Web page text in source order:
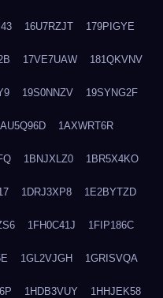
16U7RZJT 179PIGYE
17VE7UAW 181QKVNV
19S0NNZV 19SYNG2F
1AXWRT6R
1BNJXLZ0 1BR5X4KO
1DRJ3XP8 1E2BYTZD
1FH0C41J 1FIP186C
1GL2VJGH 1GRISVQA
1HDB3VUY 1HHJEK58